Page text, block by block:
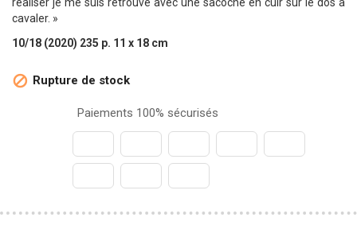
cavaler. »
10/18 (2020) 235 p. 11 x 18 cm
 Rupture de stock
Paiements 100% sécurisés